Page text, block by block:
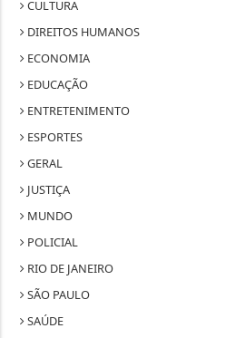
CULTURA
DIREITOS HUMANOS
ECONOMIA
EDUCAÇÃO
ENTRETENIMENTO
ESPORTES
GERAL
JUSTIÇA
MUNDO
POLICIAL
RIO DE JANEIRO
SÃO PAULO
SAÚDE